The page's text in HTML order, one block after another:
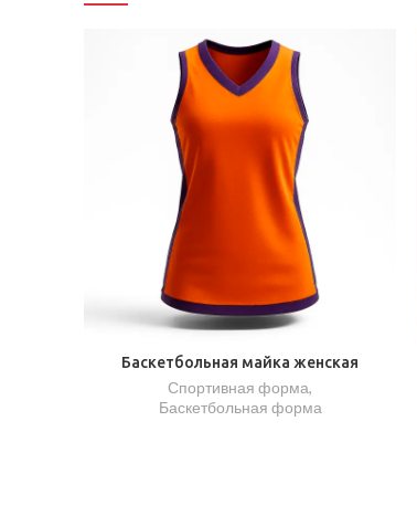
Баскетбольная майка женская
Спортивная форма,
Баскетбольная форма